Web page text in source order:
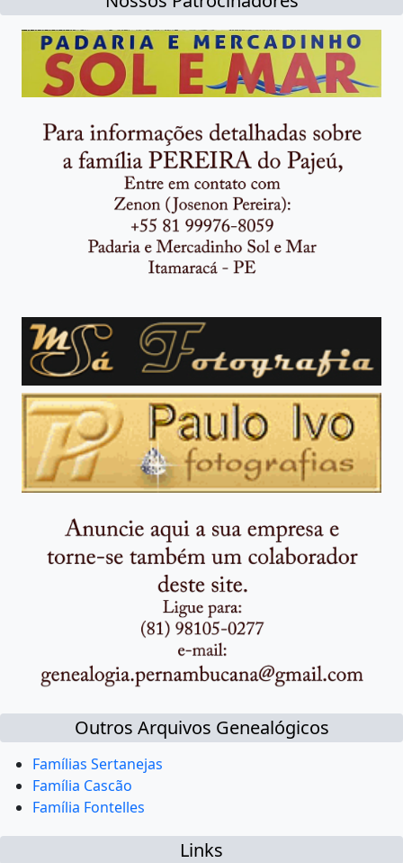
Outros Arquivos Genealógicos
Famílias Sertanejas
Família Cascão
Família Fontelles
Links